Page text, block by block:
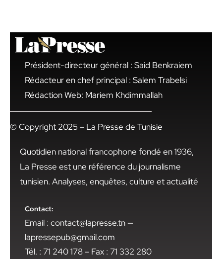
Président-directeur général : Said Benkraiem
Rédacteur en chef principal : Salem Trabelsi
Rédaction Web: Mariem Khdimmallah
© Copyright 2025 – La Presse de Tunisie
Quotidien national francophone fondé en 1936,
La Presse est une référence du journalisme
tunisien. Analyses, enquêtes, culture et actualité
Contact:
Email : contact@lapresse.tn —
lapressepub@gmail.com
Tél. : 71 240 178 – Fax : 71 332 280